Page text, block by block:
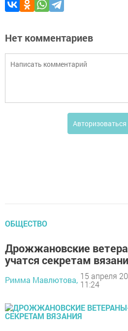
Нет комментариев
Авторизоваться
ОБЩЕСТВО
Дрожжановские
учатся секретам
Римма Мавлютова, 15 апреля
11:24